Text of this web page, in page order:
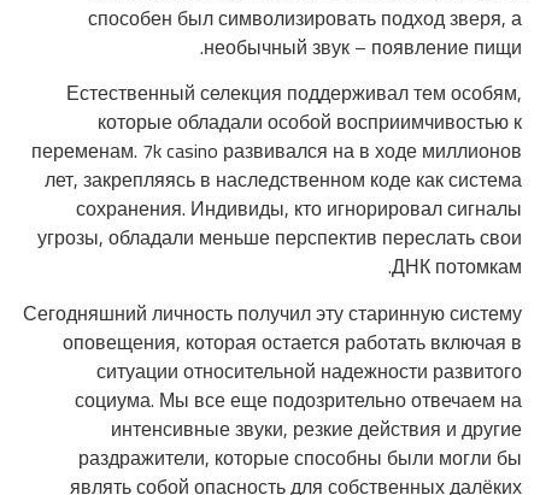
способен был символизировать подход зверя, а
необычный звук – появление пищи.
Естественный селекция поддерживал тем особям,
которые обладали особой восприимчивостью к
переменам. 7k casino развивался на в ходе миллионов
лет, закрепляясь в наследственном коде как система
сохранения. Индивиды, кто игнорировал сигналы
угрозы, обладали меньше перспектив переслать свои
ДНК потомкам.
Сегодняшний личность получил эту старинную систему
оповещения, которая остается работать включая в
ситуации относительной надежности развитого
социума. Мы все еще подозрительно отвечаем на
интенсивные звуки, резкие действия и другие
раздражители, которые способны были могли бы
являть собой опасность для собственных далёких